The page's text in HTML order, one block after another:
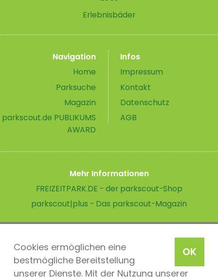
OK
Cookies ermöglichen eine
bestmögliche Bereitstellung
unserer Dienste. Mit der Nutzung unserer
Erlebnisbäder
Navigation
Home
Parksuche
Magazin
parkscout.de PUBLIKUMS
AWARD
Infos
Impressum
Kontakt
Datenschutz
AGB
Mehr Informationen
FREIZEITPARK.DE - der parkscout-Shop
parkscout|plus - Das parkscout-Magazin